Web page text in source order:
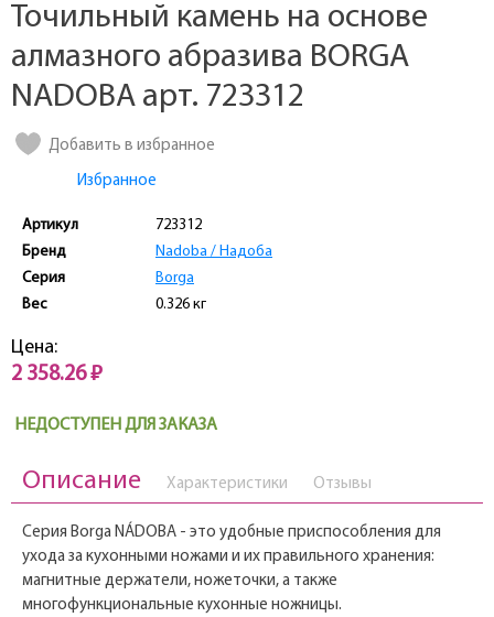
Точильный камень на основе
алмазного абразива BORGA
NADOBA арт. 723312
Добавить в избранное
Избранное
Артикул
723312
Бренд
Nadoba / Надоба
Серия
Borga
Вес
0.326 кг
Цена:
2 358.26 ₽
НЕДОСТУПЕН ДЛЯ ЗАКАЗА
Описание Характеристики Отзывы
Серия Borga NÁDOBA - это удобные приспособления для
ухода за кухонными ножами и их правильного хранения:
магнитные держатели, ножеточки, а также
многофункциональные кухонные ножницы.